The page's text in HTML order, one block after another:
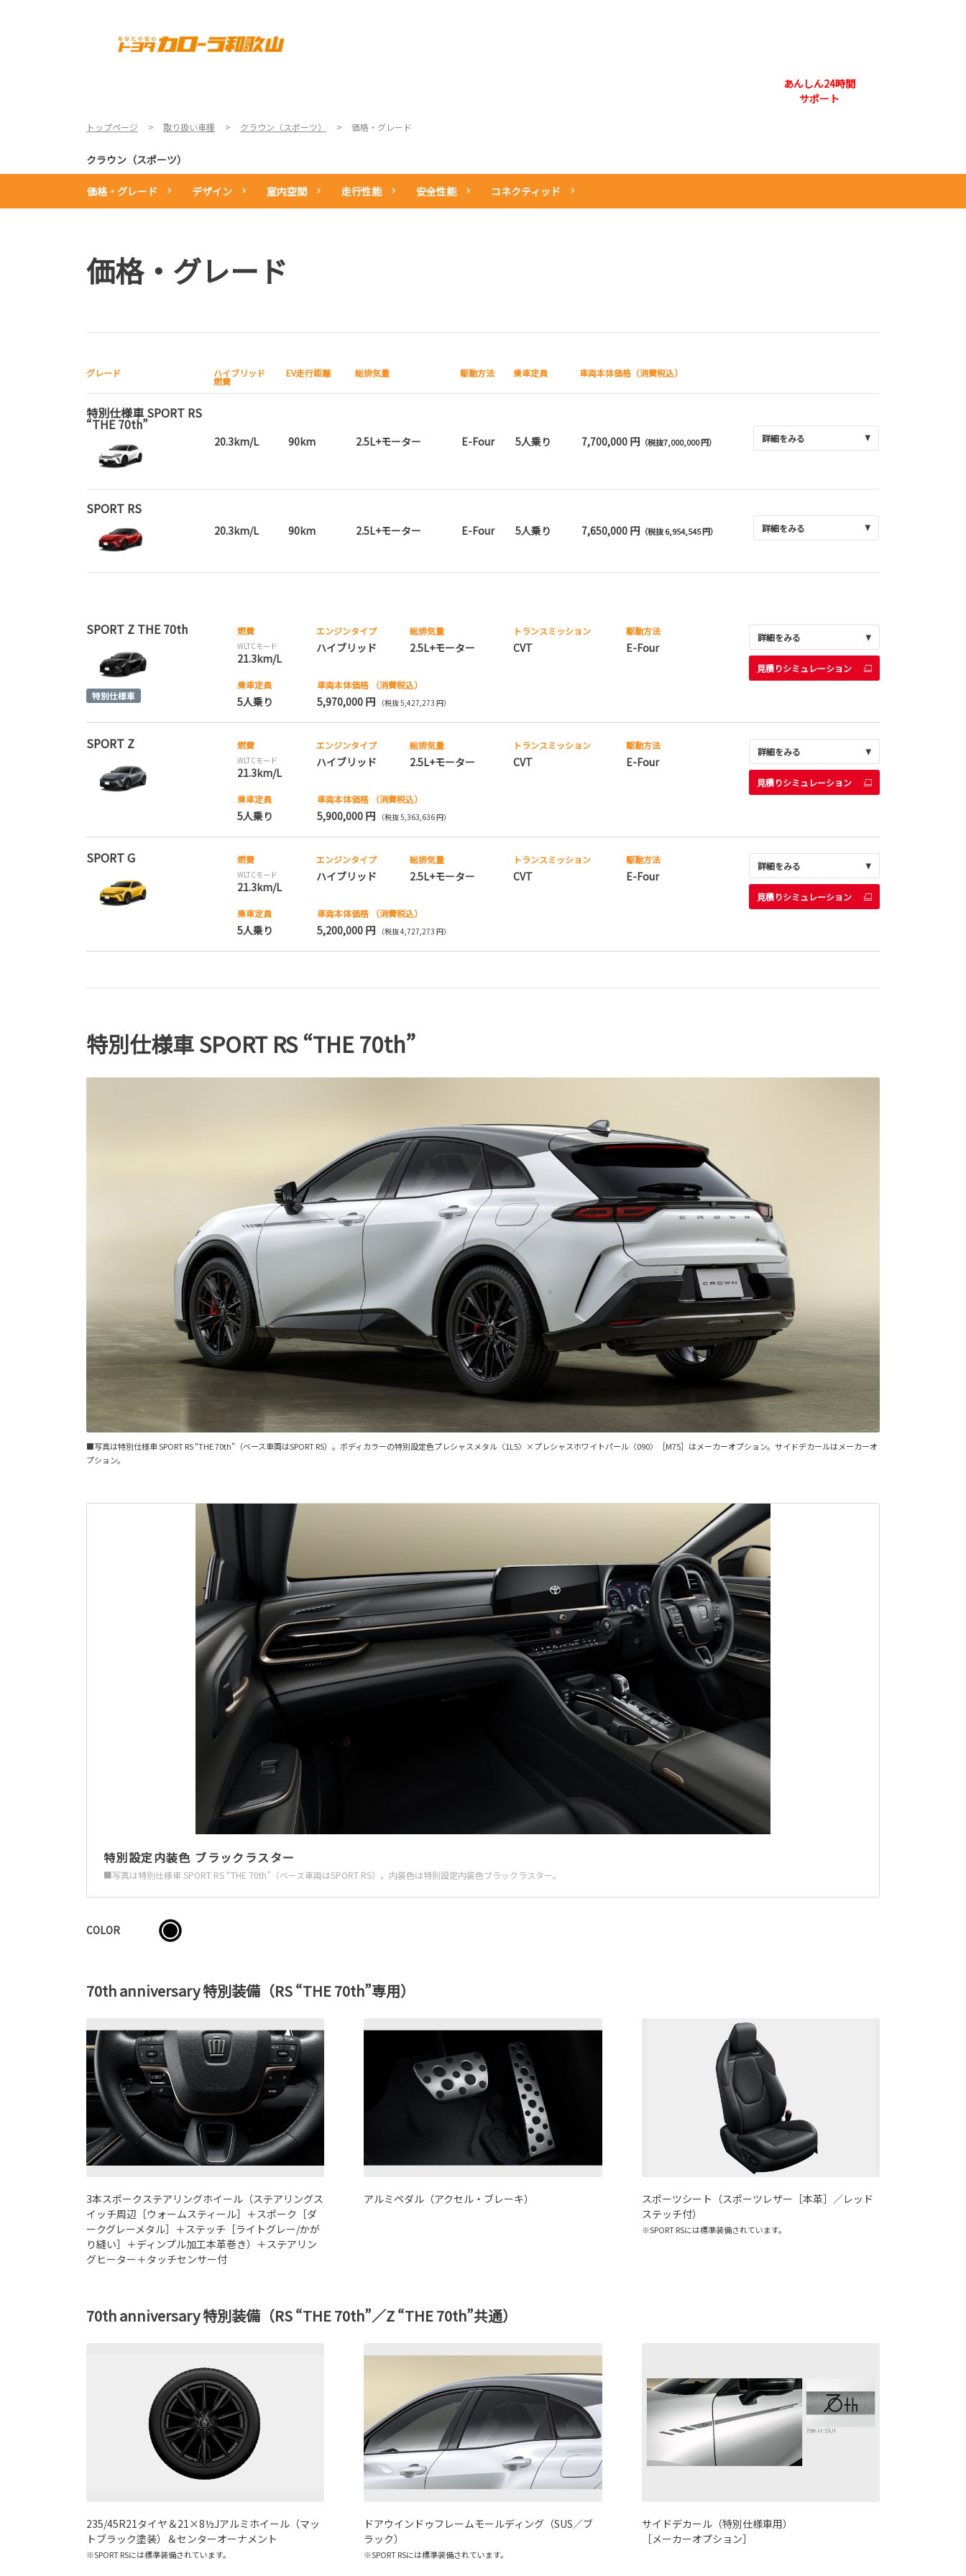
あんしん24時間
サポート
トップページ 取り扱い車種 クラウン（スポーツ） 価格・グレード
クラウン（スポーツ）
価格・グレード デザイン 室内空間 走行性能 安全性能 コネクティッド
価格・グレード
グレード ハイブリッド
燃費
EV走行距離 総排気量 駆動方法 乗車定員 車両本体価格（消費税込）
特別仕様車 SPORT RS
“THE 70th”
20.3km/L 90km 2.5L+モーター E-Four 5人乗り 7,700,000 円 （税抜7,000,000 円） 詳細をみる
SPORT RS
20.3km/L 90km 2.5L+モーター E-Four 5人乗り 7,650,000 円（税抜 6,954,545 円） 詳細をみる
SPORT Z THE 70th 燃費
WLTCモード
21.3km/L
エンジンタイプ
ハイブリッド
総排気量
2.5L+モーター
トランスミッション
CVT
駆動方法
E-Four
乗車定員
5人乗り
車両本体価格 （消費税込）
5,970,000 円 （税抜 5,427,273 円）
詳細をみる
見積りシミュレーション
SPORT Z 燃費
WLTCモード
21.3km/L
エンジンタイプ
ハイブリッド
総排気量
2.5L+モーター
トランスミッション
CVT
駆動方法
E-Four
乗車定員
5人乗り
車両本体価格 （消費税込）
5,900,000 円 （税抜 5,363,636 円）
詳細をみる
見積りシミュレーション
SPORT G 燃費
WLTCモード
21.3km/L
エンジンタイプ
ハイブリッド
総排気量
2.5L+モーター
トランスミッション
CVT
駆動方法
E-Four
乗車定員
5人乗り
車両本体価格 （消費税込）
5,200,000 円 （税抜 4,727,273 円）
詳細をみる
見積りシミュレーション
特別仕様車 SPORT RS “THE 70th”
■写真は特別仕様車 SPORT RS “THE 70th”（ベース車両はSPORT RS）。ボディカラーの特別設定色プレシャスメタル〈1L5〉×プレシャスホワイトパール〈090〉［M75］はメーカーオプション。サイドデカールはメーカーオ
プション。
特別設定内装色 ブラックラスター
■写真は特別仕様車 SPORT RS “THE 70th”（ベース車両はSPORT RS）。内装色は特別設定内装色ブラックラスター。
COLOR
70th anniversary 特別装備（RS “THE 70th”専用）
3本スポークステアリングホイール（ステアリングス
イッチ周辺［ウォームスティール］＋スポーク［ダ
ークグレーメタル］＋ステッチ［ライトグレー/かが
り縫い］＋ディンプル加工本革巻き）＋ステアリン
グヒーター＋タッチセンサー付
アルミペダル（アクセル・ブレーキ）
スポーツシート（スポーツレザー［本革］／レッド
ステッチ付）
※SPORT RSには標準装備されています。
70th anniversary 特別装備（RS “THE 70th”／Z “THE 70th”共通）
235/45R21タイヤ＆21×8½Jアルミホイール（マッ
トブラック塗装）＆センターオーナメント
※SPORT RSには標準装備されています。
ドアウインドゥフレームモールディング（SUS／ブ
ラック）
※SPORT RSには標準装備されています。
サイドデカール（特別仕様車用）
［メーカーオプション］